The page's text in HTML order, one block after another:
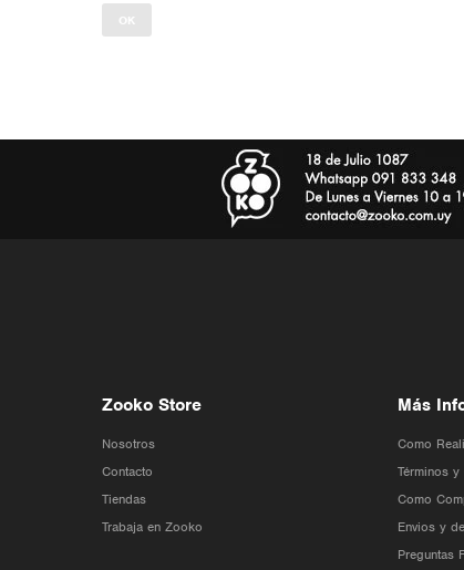
OK
Zooko Store
Nosotros
Contacto
Tiendas
Trabaja en Zooko
Más
Como
Términos
Como
Envios y
Preguntas